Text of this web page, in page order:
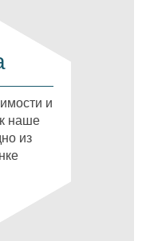
и
наше
из